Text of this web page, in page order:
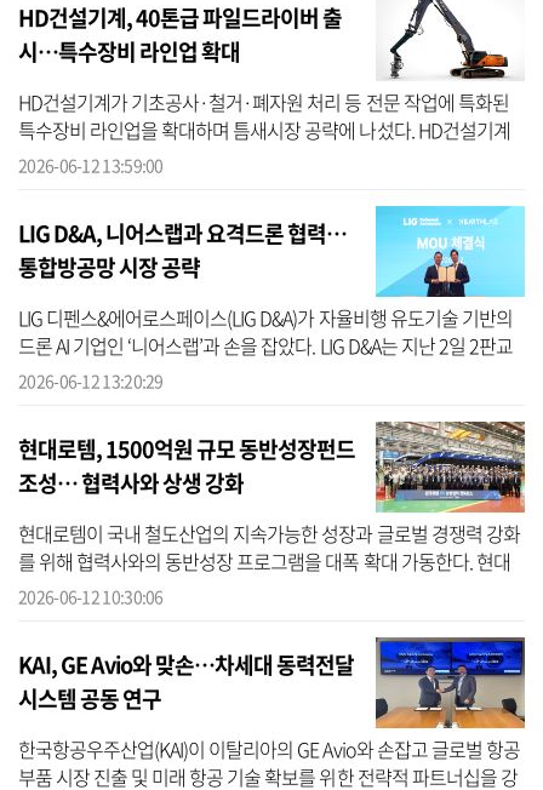
HD건설기계, 40톤급 파일드라이버 출
시…특수장비 라인업 확대
HD건설기계가 기초공사·철거·폐자원 처리 등 전문 작업에 특화된
특수장비 라인업을 확대하며 틈새시장 공략에 나섰다. HD건설기계
는 최근 특수장비인 40톤급 디벨론 파일드라이버를 출시하고, 1·2호
2026-06-12 13:59:00
LIG D&A, 니어스랩과 요격드론 협력…
통합방공망 시장 공략
LIG 디펜스&에어로스페이스(LIG D&A)가 자율비행 유도기술 기반의
드론 AI 기업인 ‘니어스랩’과 손을 잡았다. LIG D&A는 지난 2일 2판교
하우스에서 신익현 LIG D&A 대표와 최재혁 니어스랩 대표 등 주요 관
2026-06-12 13:20:29
현대로템, 1500억원 규모 동반성장펀드
조성… 협력사와 상생 강화
현대로템이 국내 철도산업의 지속가능한 성장과 글로벌 경쟁력 강화
를 위해 협력사와의 동반성장 프로그램을 대폭 확대 가동한다. 현대
로템은 지난 11일 경남 창원공장에서 ‘2026 현대로템 레일솔루션 상
2026-06-12 10:30:06
KAI, GE Avio와 맞손…차세대 동력전달
시스템 공동 연구
한국항공우주산업(KAI)이 이탈리아의 GE Avio와 손잡고 글로벌 항공
부품 시장 진출 및 미래 항공 기술 확보를 위한 전략적 파트너십을 강